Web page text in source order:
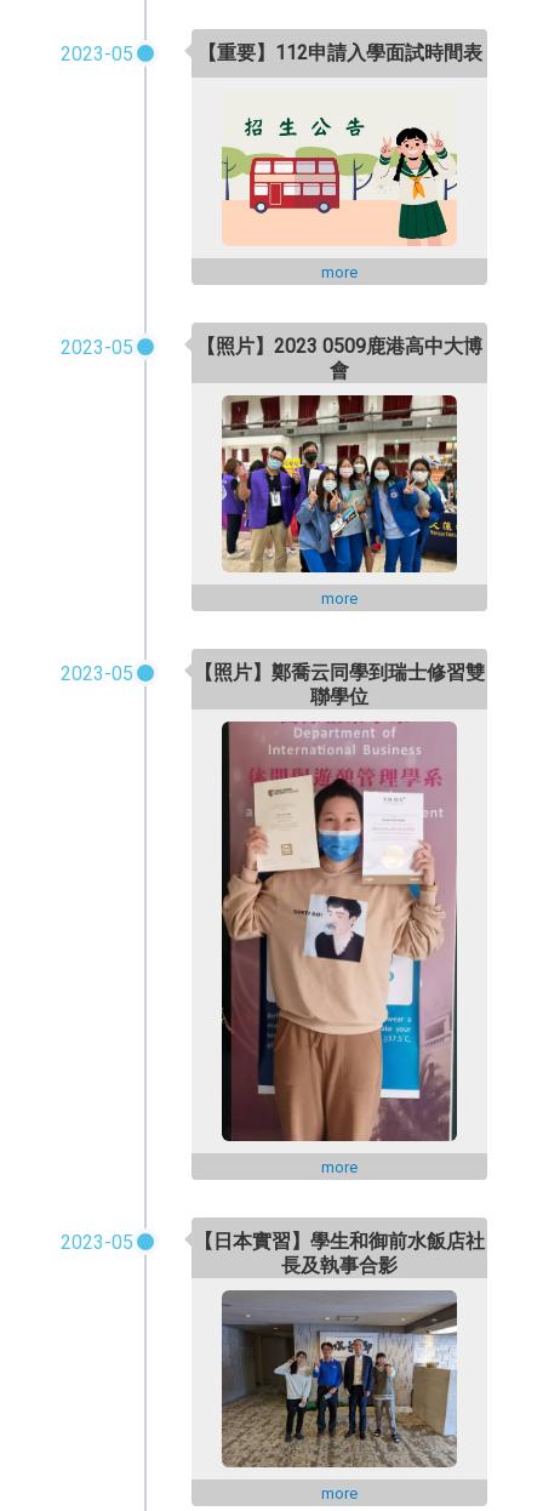
2023-05 【重要】112申請入學面試時間表
more
2023-05
【照片】2023 0509鹿港高中大博
會
more
2023-05
【照片】鄭喬云同學到瑞士修習雙
聯學位
more
2023-05
【日本實習】學生和御前水飯店社
長及執事合影
more